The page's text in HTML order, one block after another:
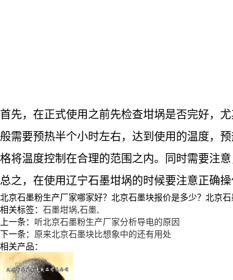
首先，在正式使用之前先检查坩埚是否完好，
般需要预热半个小时左右，达到使用的温度，
格将温度控制在合理的范围之内。同时需要注
总之，在使用辽宁石墨坩埚的时候要注意正确
北京石墨粉生产厂家哪家好？北京石墨块报价是多少？北京
相关标签： 石墨坩埚,石墨,
上一条： 听北京石墨粉生产厂家分析导电的原因
下一条： 原来北京石墨块比想象中的还有用处
相关产品：